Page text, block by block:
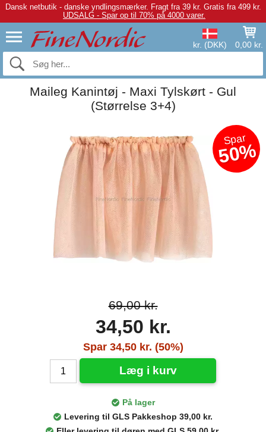
Dansk netbutik - danske yndlingsmærker. Fragt fra 39 kr. Gratis fra 499 kr.
UDSALG - Spar op til 70% på 4000 varer.
kr. (DKK) 0,00 kr.
Maileg Kanintøj - Maxi Tylskørt - Gul
(Størrelse 3+4)
Spar
50%
69,00 kr.
34,50 kr.
Spar 34,50 kr. (50%)
Læg i kurv
På lager
Levering til GLS Pakkeshop 39,00 kr.